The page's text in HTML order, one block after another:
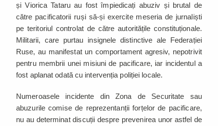
și Viorica Tataru au fost împiedicați abuziv și brutal de
către pacificatorii ruși să-și exercite meseria de jurnaliști
pe teritoriul controlat de către autoritățile constituționale.
Militarii, care purtau insignele distinctive ale Federației
Ruse, au manifestat un comportament agresiv, nepotrivit
pentru membrii unei misiuni de pacificare, iar incidentul a
fost aplanat odată cu intervenția poliției locale.
Numeroasele incidente din Zona de Securitate sau
abuzurile comise de reprezentanții forțelor de pacificare,
nu au determinat discuții despre prevenirea unor astfel de